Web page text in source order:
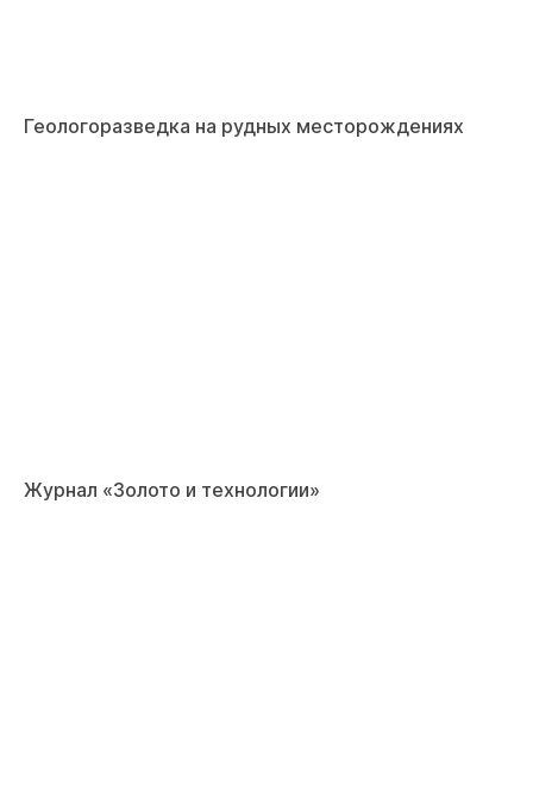
Геологоразведка на рудных месторождениях
Журнал «Золото и технологии»